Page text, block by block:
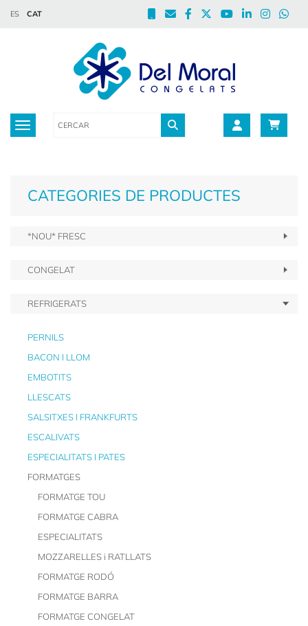
ES CAT
Toggle navigation
CATEGORIES DE PRODUCTES
*NOU* FRESC
CONGELAT
REFRIGERATS
PERNILS
BACON I LLOM
EMBOTITS
LLESCATS
SALSITXES I FRANKFURTS
ESCALIVATS
ESPECIALITATS I PATES
FORMATGES
FORMATGE TOU
FORMATGE CABRA
ESPECIALITATS
MOZZARELLES i RATLLATS
FORMATGE RODÓ
FORMATGE BARRA
FORMATGE CONGELAT